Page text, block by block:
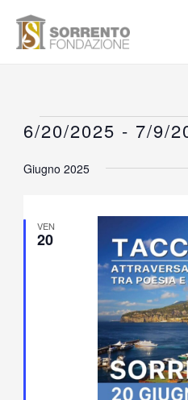
Eventi
6/20/2025 - 7/9/
la
Giugno 2025
VEN
20